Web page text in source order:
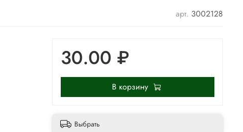
арт. 3002128
30.00 ₽
В корзину
Выбрать